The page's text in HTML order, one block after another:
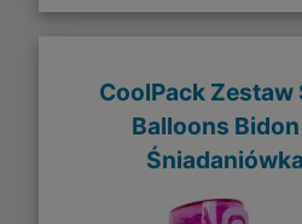
CoolPack
Balloons